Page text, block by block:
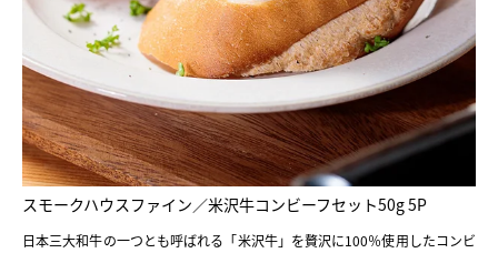
スモークハウスファイン／米沢牛コンビーフセット50g 5P
日本三大和牛の一つとも呼ばれる「米沢牛」を贅沢に100％使用したコンビ